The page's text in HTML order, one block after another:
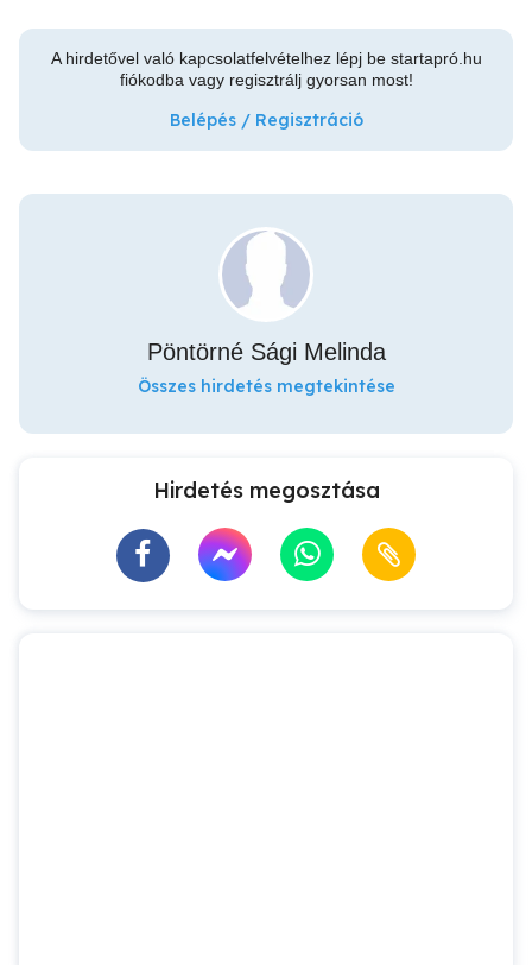
A hirdetővel való kapcsolatfelvételhez lépj be startapró.hu
fiókodba vagy regisztrálj gyorsan most!
Belépés / Regisztráció
Pöntörné Sági Melinda
Összes hirdetés megtekintése
Hirdetés megosztása